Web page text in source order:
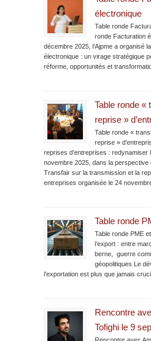
électronique
Table ronde
ronde Facturation
décembre 2025, l’Ajpme a organisé
électronique : un virage stratégique
réforme, opportunités et
Table ronde «
reprise »
Table ronde «
reprise »
reprises d’entreprises :
novembre 2025, dans la perspective
Transfair sur la transmission et la
entreprises organisée le 24
Table ronde
Table ronde PME
l’export : entre
berne, guerre
géopolitiques Le
l’exportation est plus que jamais
Rencontre
Tofighi le 9